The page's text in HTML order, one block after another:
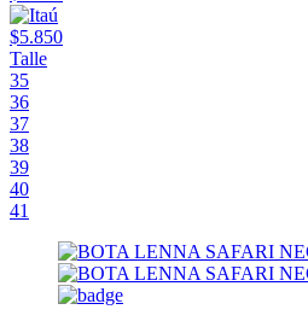
$5.850
Talle
35
36
37
38
39
40
41